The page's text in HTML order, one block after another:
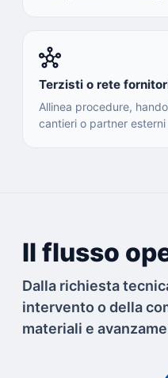
hub
Terzisti o rete
Allinea procedure,
cantieri o partner
Il flusso
Dalla richiesta
intervento o della
materiali e